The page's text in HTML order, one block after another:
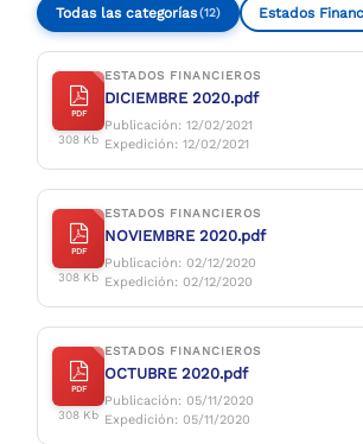
Todas las categorías(12) Estados
PDF
308 Kb
ESTADOS FINANCIEROS
DICIEMBRE 2020.pdf
Publicación: 12/02/2021
Expedición: 12/02/2021
PDF
308 Kb
ESTADOS FINANCIEROS
NOVIEMBRE 2020.pdf
Publicación: 02/12/2020
Expedición: 02/12/2020
PDF
308 Kb
ESTADOS FINANCIEROS
OCTUBRE 2020.pdf
Publicación: 05/11/2020
Expedición: 05/11/2020